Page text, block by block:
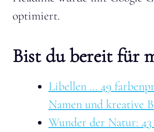
optimiert.
Bist du bereit für
Libellen … 49
Namen und kreative
Wunder der Natur: